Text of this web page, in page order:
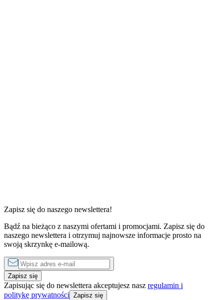
1 sypialnia
od390 złdo1290 złza noc
1 sypialnia
od350 zł
Zapisz się do naszego newslettera!
Bądź na bieżąco z naszymi ofertami i promocjami. Zapisz się do
naszego newslettera i otrzymuj najnowsze informacje prosto na
swoją skrzynkę e-mailową.
Zapisz się
Zapisując się do newslettera akceptujesz nasz regulamin i
politykę prywatności Zapisz się